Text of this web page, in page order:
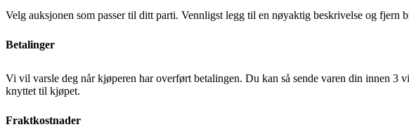
Velg auksjonen som passer til ditt parti. Vennligst legg til en nøyaktig beskrivelse og fjern
Betalinger
Vi vil varsle deg når kjøperen har overført betalingen. Du kan så sende varen din innen
knyttet til kjøpet.
Fraktkostnader